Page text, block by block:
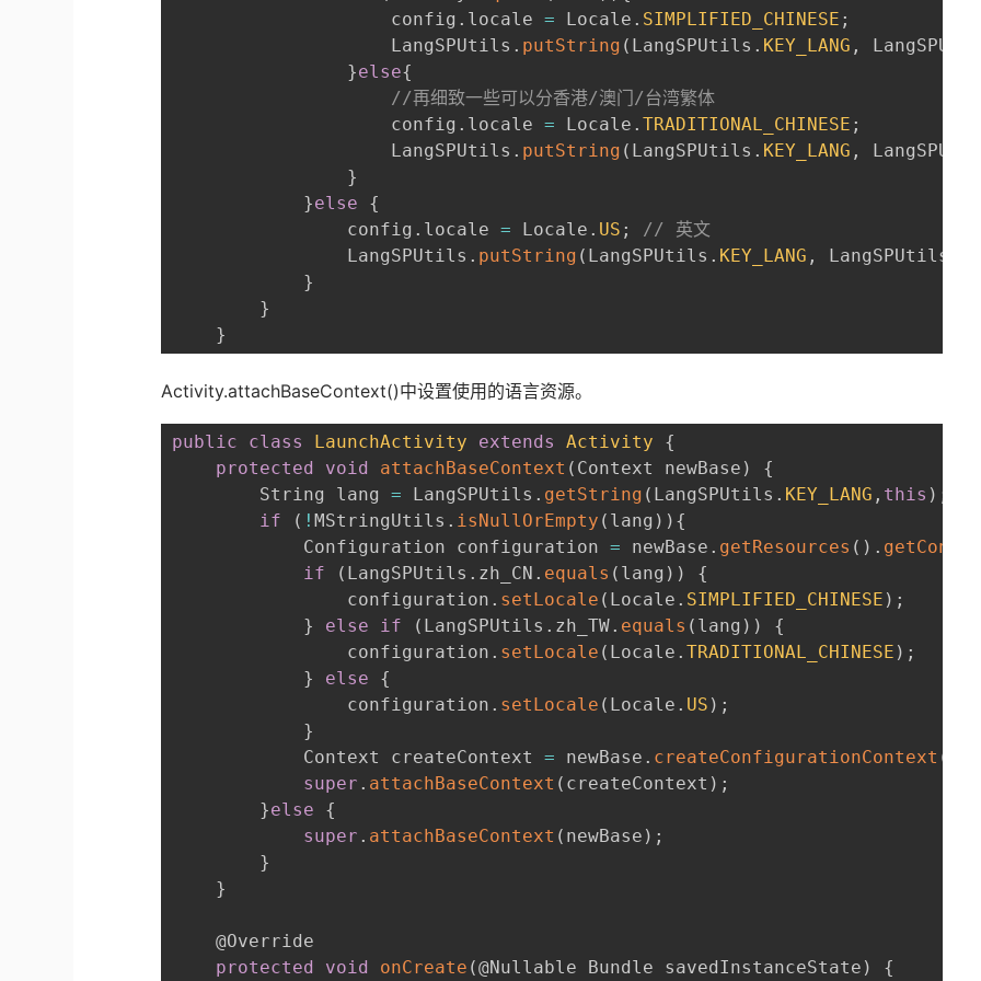
                    config
. locale = Locale . SIMPLIFIED_CHINESE ;
                    LangSPUtils
. putString ( LangSPUtils . KEY_LANG ,
}else{
//再细致一些可以分香港/澳门/台湾繁体
                    config
. locale = Locale .TRADITIONAL_CHINESE ;
                    LangSPUtils
. putString ( LangSPUtils . KEY_LANG ,
}
}else
{
                config
. locale = Locale . US ;
// 英文
                LangSPUtils
. putString ( LangSPUtils . KEY_LANG , LangSPUtils
}
}
}
Activity.attachBaseContext()中设置使用的语言资源。
public class LaunchActivity extends Activity
{
protected
void attachBaseContext ( Context newBase )
{
        String lang
= LangSPUtils . getString ( LangSPUtils . KEY_LANG , this ) ;
if
( !MStringUtils . isNullOrEmpty ( lang ) ) {
            Configuration configuration
= newBase . getResources ( ) .
if
( LangSPUtils . zh_CN . equals ( lang ) )
{
                configuration
. setLocale ( Locale . SIMPLIFIED_CHINESE ) ;
}
else if ( LangSPUtils . zh_TW. equals ( lang ) )
{
                configuration
. setLocale ( Locale .TRADITIONAL_CHINESE ) ;
}
else
{
                configuration
. setLocale ( Locale . US ) ;
}
            Context createContext
= newBase . createConfigurationContext (
super . attachBaseContext ( createContext ) ;
}else
{
super . attachBaseContext ( newBase ) ;
}
}
    @Override
protected
void onCreate (@Nullable Bundle savedInstanceState ) {